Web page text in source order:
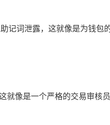
记词泄露，这就像是为钱包
就像是一个严格的交易审核